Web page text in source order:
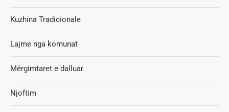
Kuzhina Tradicionale
Lajme nga komunat
Mërgimtaret e dalluar
Njoftim